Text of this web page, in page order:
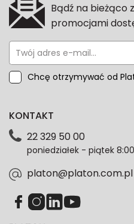
Bądź na bieżąco
promocjami
Chcę otrzymywać od
przeze mnie adres e-
dotyczące danych
każdym czasie.
zgodność z prawem
KONTAKT
22 329 50 00
poniedziałek - piątek
platon@platon.com.pl